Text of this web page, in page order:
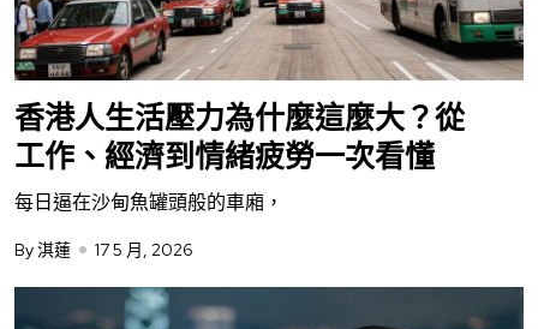
香港人生活壓力為什麼這麼大？從
工作、經濟到情緒疲勞一次看懂
每日逼在沙甸魚罐頭般的車廂，
By 淇蓮 17 5 月, 2026